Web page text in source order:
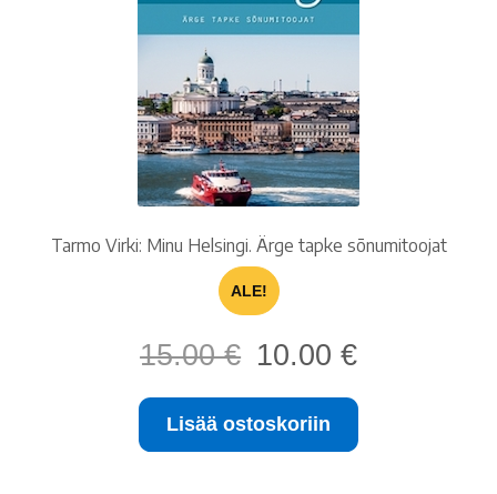
Tilaus- ja sopimusehdot sekä tietosuojaseloste
Saavutettavuusseloste
Tarmo Virki: Minu Helsingi. Ärge tapke sõnumitoojat
ALE!
15.00€
Alkuperäinen
hinta
oli:
15.00 €.
10.00 €Nykyinen
on:
Lisää ostoskoriin